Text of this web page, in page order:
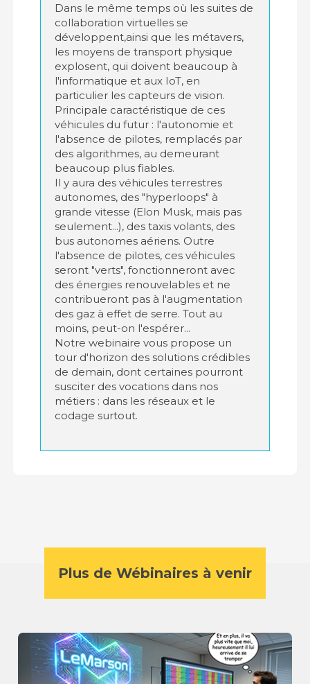
Dans le même temps où les suites de
collaboration virtuelles se
développent,ainsi que les métavers,
les moyens de transport physique
explosent, qui doivent beaucoup à
l'informatique et aux IoT, en
particulier les capteurs de vision.
Principale caractéristique de ces
véhicules du futur : l'autonomie et
l'absence de pilotes, remplacés par
des algorithmes, au demeurant
beaucoup plus fiables.
Il y aura des véhicules terrestres
autonomes, des "hyperloops" à
grande vitesse (Elon Musk, mais pas
seulement...), des taxis volants, des
bus autonomes aériens. Outre
l'absence de pilotes, ces véhicules
seront "verts", fonctionneront avec
des énergies renouvelables et ne
contribueront pas à l'augmentation
des gaz à effet de serre. Tout au
moins, peut-on l'espérer...
Notre webinaire vous propose un
tour d'horizon des solutions crédibles
de demain, dont certaines pourront
susciter des vocations dans nos
métiers : dans les réseaux et le
codage surtout.
Plus de Wébinaires à venir